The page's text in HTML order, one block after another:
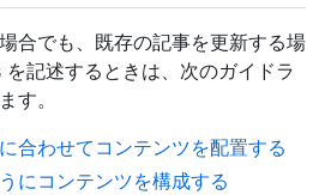
合でも、既存の記事を更新する場
記述するときは、次のガイドラ
す。
合わせてコンテンツを配置する
にコンテンツを構成する